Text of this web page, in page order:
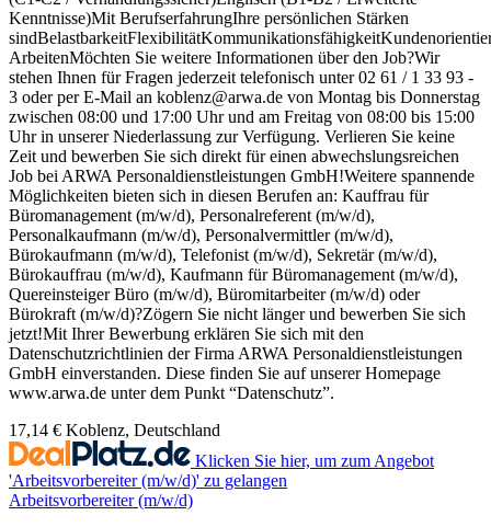
Kenntnisse)Mit BerufserfahrungIhre persönlichen Stärken
ArbeitenMöchten Sie weitere Informationen über den Job?Wir
stehen Ihnen für Fragen jederzeit telefonisch unter 02 61 / 1 33 93 -
3 oder per E-Mail an koblenz@arwa.de von Montag bis Donnerstag
zwischen 08:00 und 17:00 Uhr und am Freitag von 08:00 bis 15:00
Uhr in unserer Niederlassung zur Verfügung. Verlieren Sie keine
Zeit und bewerben Sie sich direkt für einen abwechslungsreichen
Job bei ARWA Personaldienstleistungen GmbH!Weitere spannende
Möglichkeiten bieten sich in diesen Berufen an: Kauffrau für
Büromanagement (m/w/d), Personalreferent (m/w/d),
Personalkaufmann (m/w/d), Personalvermittler (m/w/d),
Bürokaufmann (m/w/d), Telefonist (m/w/d), Sekretär (m/w/d),
Bürokauffrau (m/w/d), Kaufmann für Büromanagement (m/w/d),
Quereinsteiger Büro (m/w/d), Büromitarbeiter (m/w/d) oder
Bürokraft (m/w/d)?Zögern Sie nicht länger und bewerben Sie sich
jetzt!Mit Ihrer Bewerbung erklären Sie sich mit den
Datenschutzrichtlinien der Firma ARWA Personaldienstleistungen
GmbH einverstanden. Diese finden Sie auf unserer Homepage
www.arwa.de unter dem Punkt “Datenschutz”.
17,14 € Koblenz, Deutschland
Klicken Sie hier, um zum Angebot
'Arbeitsvorbereiter (m/w/d)' zu gelangen
Arbeitsvorbereiter (m/w/d)